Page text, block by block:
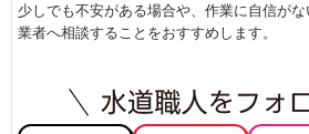
少しでも不安がある場合や、作業に自信が
業者へ相談することをおすすめします。